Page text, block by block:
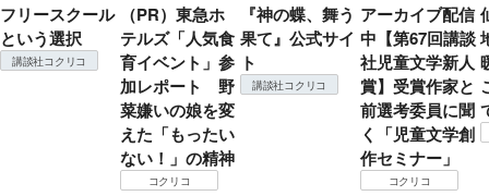
フリースクール
という選択
講談社コクリコ
（PR）東急ホ
テルズ「人気食
育イベント」参
加レポート 野
菜嫌いの娘を変
えた「もったい
ない！」の精神
コクリコ
『神の蝶、舞う
果て』公式サイ
ト
講談社コクリコ
アーカイブ配信
中【第67回講談
社児童文学新人
賞】受賞作家と
前選考委員に聞
く「児童文学創
作セミナー」
コクリコ